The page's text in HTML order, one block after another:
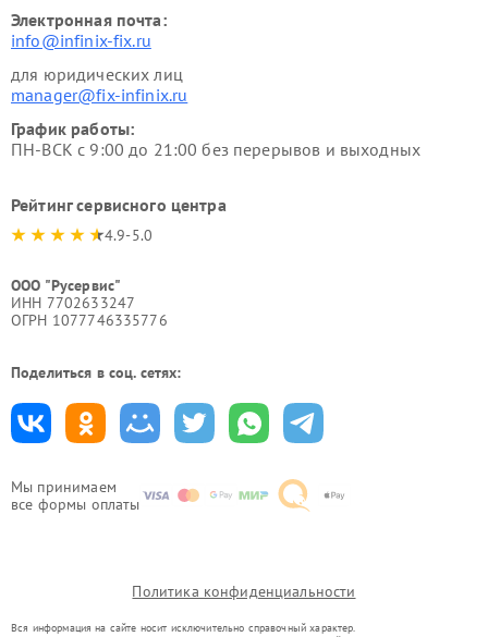
Мы принимаем
все формы оплаты
Электронная почта:
info@infinix-fix.ru
для юридических лиц
manager@fix-infinix.ru
График работы:
ПН-ВСК с 9:00 до 21:00 без перерывов и выходных
Рейтинг сервисного центра
4.9-5.0
ООО "Русервис"
ИНН 7702633247
ОГРН 1077746335776
Поделиться в соц. сетях:
Политика конфиденциальности
Вся информация на сайте носит исключительно справочный характер.